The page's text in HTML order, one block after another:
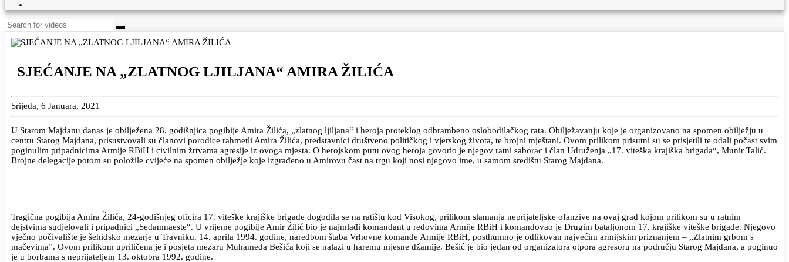
SJEĆANJE NA „ZLATNOG LJILJANA“ AMIRA ŽILIĆA
Srijeda, 6 Januara, 2021
U Starom Majdanu danas je obilježena 28. godišnjica pogibije Amira Žilića, „zlatnog ljiljana“ i heroja proteklog odbrambeno oslobodilačkog rata. Obilježavanju koje je organizovano na spomen obilježju u
centru Starog Majdana, prisustvovali su članovi porodice rahmetli Amira Žilića, predstavnici društveno političkog i vjerskog života, te brojni mještani. Ovom prilikom prisutni su se prisjetili te odali počast svim
poginulim pripadnicima Armije RBiH i civilnim žrtvama agresije iz ovoga mjesta. O herojskom putu ovog heroja govorio je njegov ratni saborac i član Udruženja „17. viteška krajiška brigada“, Munir Talić.
Brojne delegacije potom su položile cvijeće na spomen obilježje koje izgrađeno u Amirovu čast na trgu koji nosi njegovo ime, u samom središtu Starog Majdana.
Tragična pogibija Amira Žilića, 24-godišnjeg oficira 17. viteške krajiške brigade dogodila se na ratištu kod Visokog, prilikom slamanja neprijateljske ofanzive na ovaj grad kojom prilikom su u ratnim
dejstvima sudjelovali i pripadnici „Sedamnaeste“. U vrijeme pogibije Amir Žilić bio je najmlađi komandant u redovima Armije RBiH i komandovao je Drugim bataljonom 17. krajiške viteške brigade. Njegovo
vječno počivalište je šehidsko mezarje u Travniku. 14. aprila 1994. godine, naredbom štaba Vrhovne komande Armije RBiH, posthumno je odlikovan najvećim armijskim priznanjem – „Zlatnim grbom s
mačevima”. Ovom prilikom upriličena je i posjeta mezaru Muhameda Bešića koji se nalazi u haremu mjesne džamije. Bešić je bio jedan od organizatora otpora agresoru na području Starog Majdana, a poginuo
je u borbama s neprijateljem 13. oktobra 1992. godine.